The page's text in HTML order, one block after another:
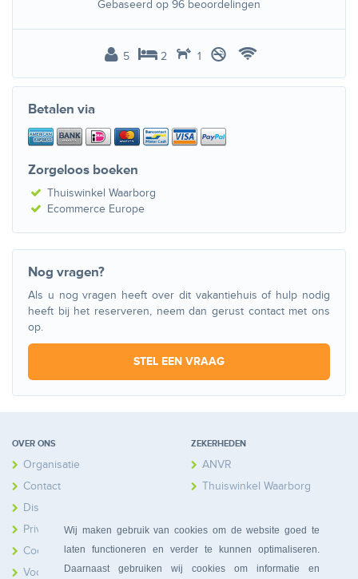
Wij maken gebruik van cookies om de website goed te
laten functioneren en verder te kunnen optimaliseren.
Daarnaast gebruiken wij cookies om informatie en
Gebaseerd op 96 beoordelingen
5 2 1
Betalen via
Zorgeloos boeken
Thuiswinkel Waarborg
Ecommerce Europe
Nog vragen?
Als u nog vragen heeft over dit vakantiehuis of hulp nodig
heeft bij het reserveren, neem dan gerust contact met ons
op.
STEL EEN VRAAG
OVER ONS
Organisatie
Contact
Disclaimer
Privacy
Cookies
Voorwaarden
ZEKERHEDEN
ANVR
Thuiswinkel Waarborg